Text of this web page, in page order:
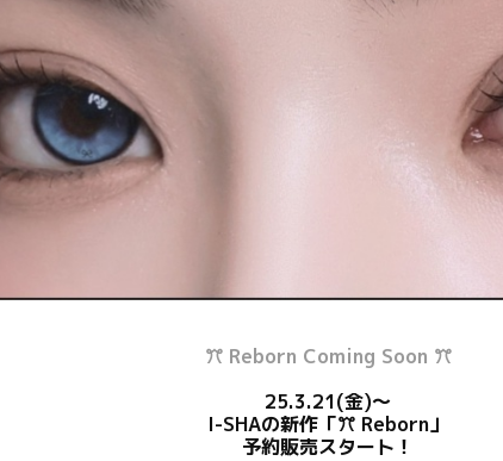
ꔫ Reborn Coming Soon ꔫ
25.3.21(金)～
I-SHAの新作 「ꔫ Reborn」
予約販売スタート！